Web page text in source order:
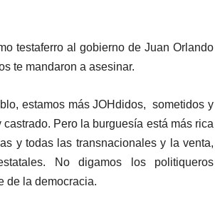
testaferro al gobierno de Juan Orlando
te mandaron a asesinar.
estamos más JOHdidos, sometidos y
Pero la burguesía está más rica
y todas las transnacionales y la venta,
No digamos los politiqueros
de la democracia.